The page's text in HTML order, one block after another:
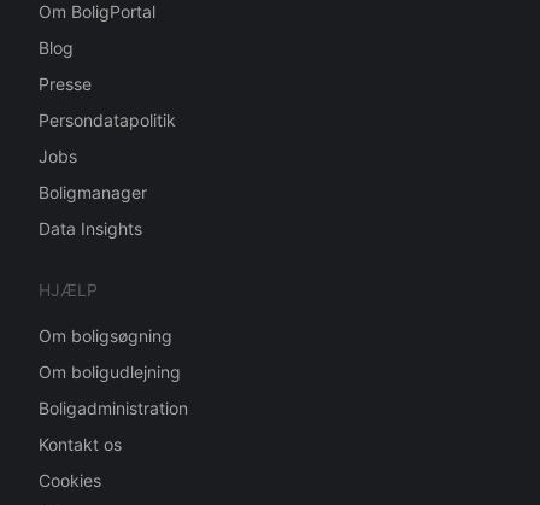
Om BoligPortal
Blog
Presse
Persondatapolitik
Jobs
Boligmanager
Data Insights
HJÆLP
Om boligsøgning
Om boligudlejning
Boligadministration
Kontakt os
Cookies